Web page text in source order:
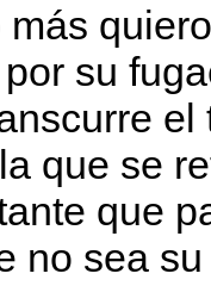
más
su
que se
que
no sea